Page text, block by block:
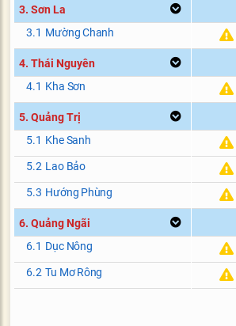
3. Sơn La
3.1 Mường Chanh
4. Thái Nguyên
4.1 Kha Sơn
5. Quảng Trị
5.1 Khe Sanh
5.2 Lao Bảo
5.3 Hướng Phùng
6. Quảng Ngãi
6.1 Dục Nông
6.2 Tu Mơ Rông